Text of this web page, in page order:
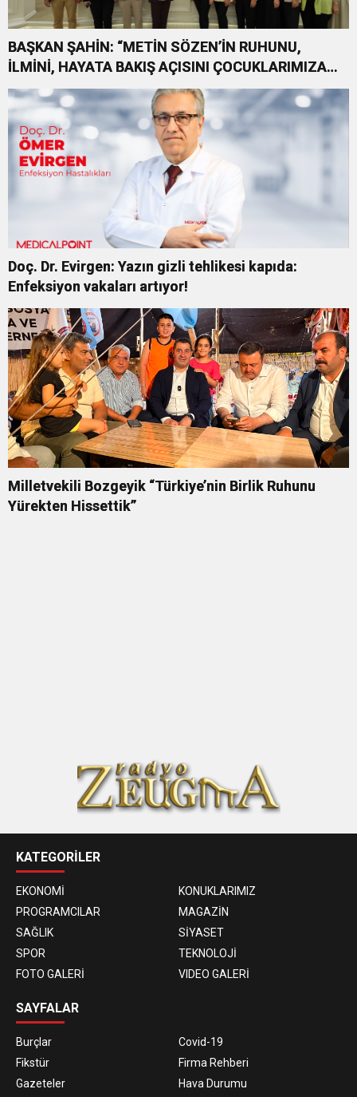
BAŞKAN ŞAHİN: “METİN SÖZEN’İN RUHUNU,
İLMİNİ, HAYATA BAKIŞ AÇISINI ÇOCUKLARIMIZA
ÖĞRETMEK İSTİYORUZ”
Doç. Dr. Evirgen: Yazın gizli tehlikesi kapıda:
Enfeksiyon vakaları artıyor!
Milletvekili Bozgeyik “Türkiye’nin Birlik Ruhunu
Yürekten Hissettik”
KATEGORİLER
EKONOMİ
KONUKLARIMIZ
PROGRAMCILAR
MAGAZİN
SAĞLIK
SİYASET
SPOR
TEKNOLOJİ
FOTO GALERİ
VIDEO GALERİ
SAYFALAR
Burçlar
Covid-19
Fikstür
Firma Rehberi
Gazeteler
Hava Durumu